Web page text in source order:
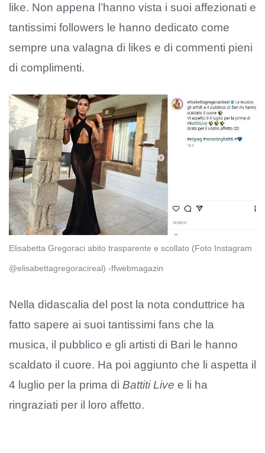
like. Non appena l’hanno vista i suoi affezionati e
tantissimi followers le hanno dedicato come
sempre una valagna di likes e di commenti pieni
di complimenti.
Elisabetta Gregoraci abito trasparente e scollato (Foto Instagram
@elisabettagregoracireal) -ffwebmagazin
Nella didascalia del post la nota conduttrice ha
fatto sapere ai suoi tantissimi fans che la
musica, il pubblico e gli artisti di Bari le hanno
scaldato il cuore. Ha poi aggiunto che li aspetta il
4 luglio per la prima di Battiti Live e li ha
ringraziati per il loro affetto.